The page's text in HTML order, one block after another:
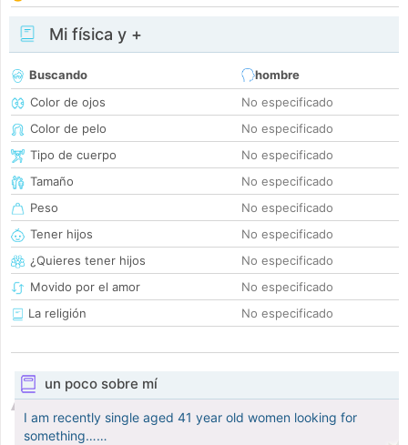
Mi física y +
Buscando
hombre
Color de ojos
No especificado
Color de pelo
No especificado
Tipo de cuerpo
No especificado
Tamaño
No especificado
Peso
No especificado
Tener hijos
No especificado
¿Quieres tener hijos
No especificado
Movido por el amor
No especificado
La religión
No especificado
un poco sobre mí
I am recently single aged 41 year old women looking for
something……